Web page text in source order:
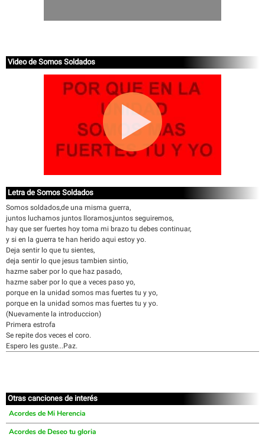
Video de Somos Soldados
Letra de Somos Soldados
Somos soldados,de una misma guerra,
juntos luchamos juntos lloramos,juntos seguiremos,
hay que ser fuertes hoy toma mi brazo tu debes continuar,
y si en la guerra te han herido aqui estoy yo.
Deja sentir lo que tu sientes,
deja sentir lo que jesus tambien sintio,
hazme saber por lo que haz pasado,
hazme saber por lo que a veces paso yo,
porque en la unidad somos mas fuertes tu y yo,
porque en la unidad somos mas fuertes tu y yo.
(Nuevamente la introduccion)
Primera estrofa
Se repite dos veces el coro.
Espero les guste...Paz.
Otras canciones de interés
Acordes de Mi Herencia
Acordes de Deseo tu gloria